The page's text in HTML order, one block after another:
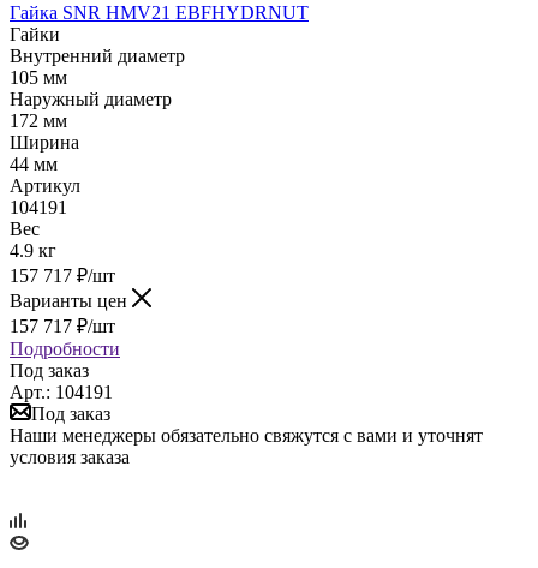
Гайка SNR HMV21 EBFHYDRNUT
Гайки
Внутренний диаметр
105 мм
Наружный диаметр
172 мм
Ширина
44 мм
Артикул
104191
Вес
4.9 кг
157 717 ₽/шт
Варианты цен
157 717 ₽/шт
Подробности
Под заказ
Арт.: 104191
Под заказ
Наши менеджеры обязательно свяжутся с вами и уточнят
условия заказа